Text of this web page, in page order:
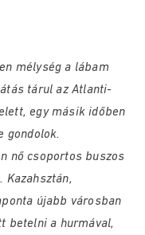
mélység a lábam
tárul az Atlanti-
egy másik időben
gondolok.
nő csoportos buszos
Kazahsztán,
újabb városban
betelni a hurmával,